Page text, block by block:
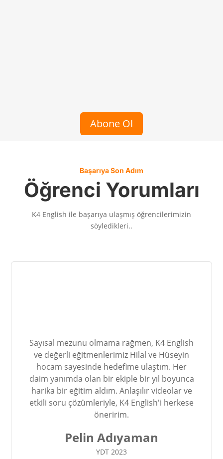
Abone Ol
Başarıya Son Adım
Öğrenci Yorumları
K4 English ile başarıya ulaşmış öğrencilerimizin
söyledikleri..
Sayısal mezunu olmama rağmen, K4 English
ve değerli eğitmenlerimiz Hilal ve Hüseyin
hocam sayesinde hedefime ulaştım. Her
daim yanımda olan bir ekiple bir yıl boyunca
harika bir eğitim aldım. Anlaşılır videolar ve
etkili soru çözümleriyle, K4 English'i herkese
öneririm.
Pelin Adıyaman
YDT 2023